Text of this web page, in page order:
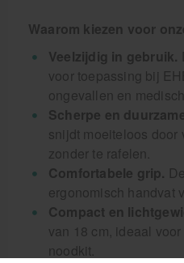
Waarom kiezen voor
Veelzijdig in gebruik.
voor toepassing bij
ongevallen en
Scherpe en
snijdt moeiteloos door
zonder te rafelen.
Comfortabele grip.
ergonomisch handvat
Compact en
van 18 cm, ideaal
noodkit.